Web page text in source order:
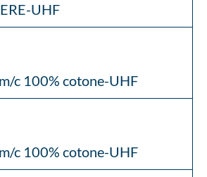
UHF
c 100% cotone-UHF
c 100% cotone-UHF